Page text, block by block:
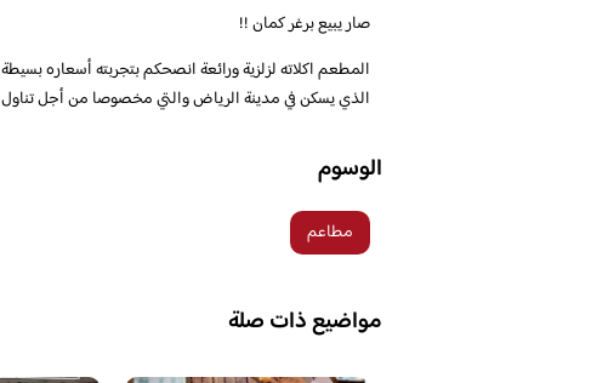
صار يبيع برغر كمان !!
المطعم اكلاته لزلزية ورائعة انصحكم بتجربته أسعاره
الذي يسكن في مدينة الرياض والتي مخصوصا من أجل
الوسوم
مطاعم
مواضيع ذات صلة